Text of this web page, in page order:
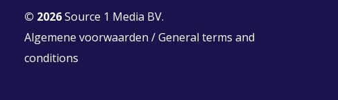
© 2026Source 1 Media BV.
Algemene voorwaarden /General terms and
conditions